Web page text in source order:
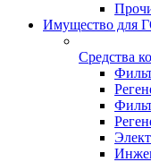
Имущество для
Средства